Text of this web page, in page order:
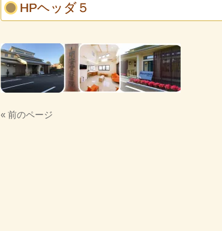
HPヘッダ５
« 前のページ